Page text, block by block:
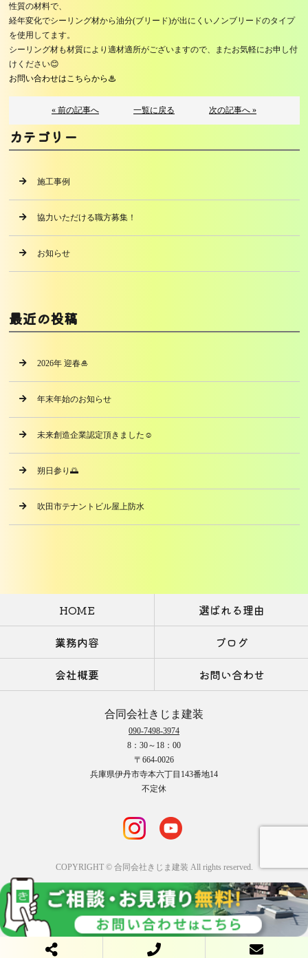
性質の材料で、
経年変化でシーリング材から油分(ブリード)が出にくいノンブリードのタイプ
を使用してます。
シーリング材も材質により適材適所がございますので、またお気軽にお申し付
けください😊
お問い合わせはこちらから♨
« 前の記事へ 一覧に戻る 次の記事へ »
カテゴリー
施工事例
協力いただける職方募集！
お知らせ
最近の投稿
2026年 迎春🎍
年末年始のお知らせ
未来創造企業認定頂きました☺️
朔日参り🌅
吹田市テナントビル屋上防水
HOME
選ばれる理由
業務内容
ブログ
会社概要
お問い合わせ
合同会社きじま建装
090-7498-3974
8：30～18：00
〒664-0026
兵庫県伊丹市寺本六丁目143番地14
不定休
COPYRIGHT © 合同会社きじま建装 All rights reserved.